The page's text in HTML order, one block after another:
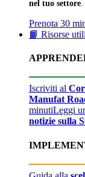
nel tuo settore
Prenota 30
📙 Risorse
Iscriviti al
Manufat
minutiLeggi
notizie sulla